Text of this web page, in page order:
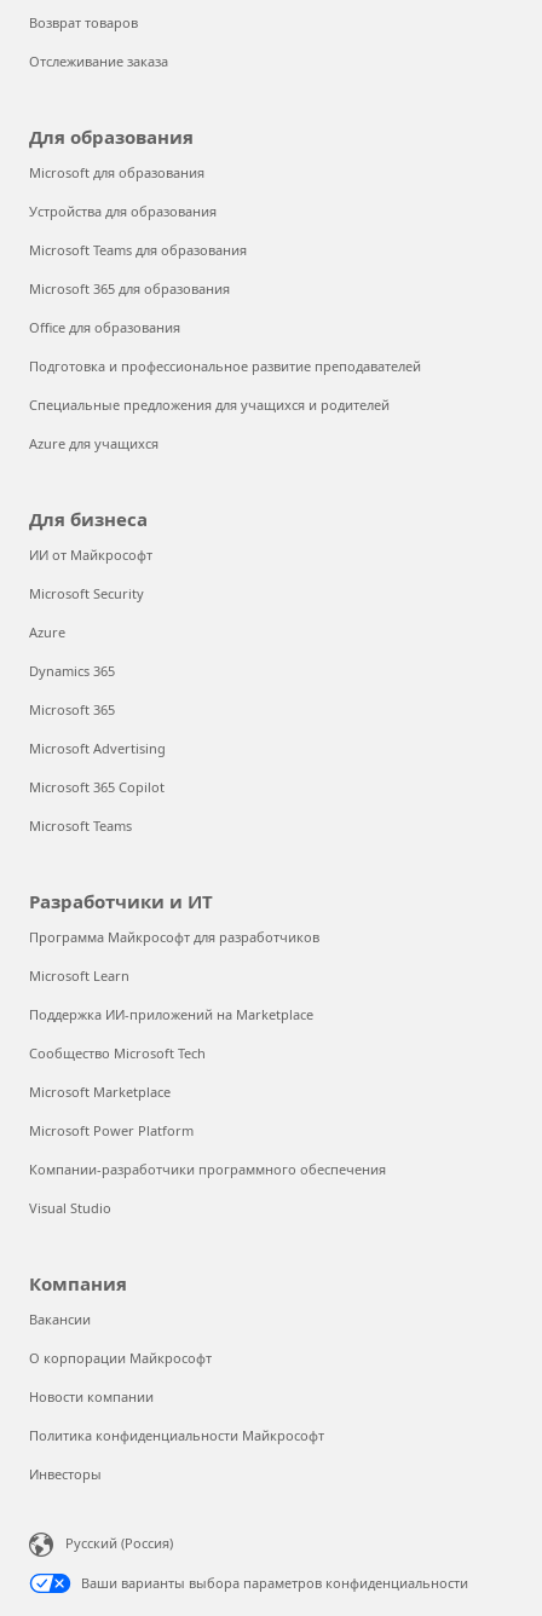
Возврат товаров
Отслеживание заказа
Для образования
Microsoft для образования
Устройства для образования
Microsoft Teams для образования
Microsoft 365 для образования
Office для образования
Подготовка и профессиональное развитие преподавателей
Специальные предложения для учащихся и родителей
Azure для учащихся
Для бизнеса
ИИ от Майкрософт
Microsoft Security
Azure
Dynamics 365
Microsoft 365
Microsoft Advertising
Microsoft 365 Copilot
Microsoft Teams
Разработчики и ИТ
Программа Майкрософт для разработчиков
Microsoft Learn
Поддержка ИИ-приложений на Marketplace
Сообщество Microsoft Tech
Microsoft Marketplace
Microsoft Power Platform
Компании-разработчики программного обеспечения
Visual Studio
Компания
Вакансии
О корпорации Майкрософт
Новости компании
Политика конфиденциальности Майкрософт
Инвесторы
Русский (Россия)
Ваши варианты выбора параметров конфиденциальности